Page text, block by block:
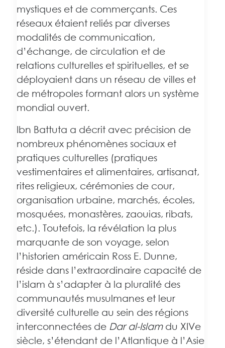
mystiques et de commerçants. Ces
réseaux étaient reliés par diverses
modalités de communication,
d’échange, de circulation et de
relations culturelles et spirituelles, et se
déployaient dans un réseau de villes et
de métropoles formant alors un système
mondial ouvert.
Ibn Battuta a décrit avec précision de
nombreux phénomènes sociaux et
pratiques culturelles (pratiques
vestimentaires et alimentaires, artisanat,
rites religieux, cérémonies de cour,
organisation urbaine, marchés, écoles,
mosquées, monastères, zaouias, ribats,
etc.). Toutefois, la révélation la plus
marquante de son voyage, selon
l’historien américain Ross E. Dunne,
réside dans l’extraordinaire capacité de
l’islam à s’adapter à la pluralité des
communautés musulmanes et leur
diversité culturelle au sein des régions
interconnectées de Dar al-Islamdu XIVe
siècle, s’étendant de l’Atlantique à l’Asie